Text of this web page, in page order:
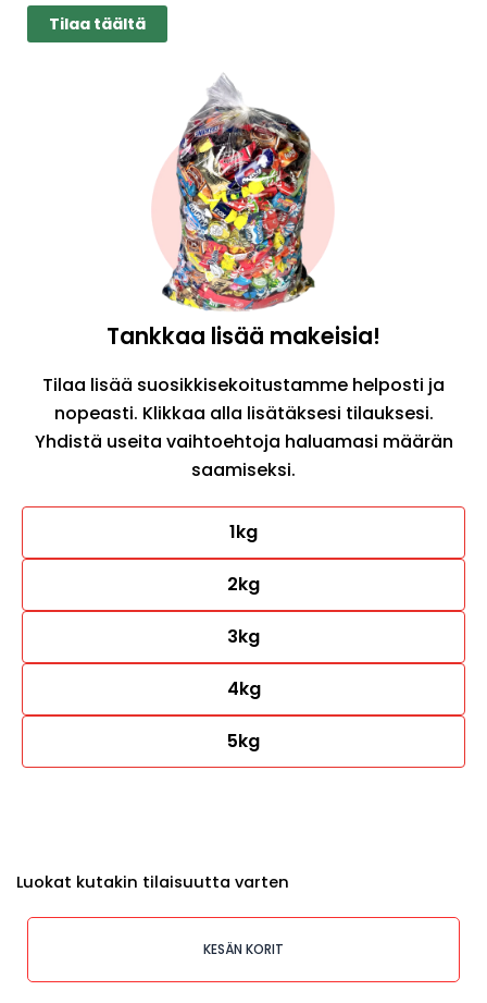
Tilaa täältä
Tankkaa lisää makeisia!
Tilaa lisää suosikkisekoitustamme helposti ja
nopeasti. Klikkaa alla lisätäksesi tilauksesi.
Yhdistä useita vaihtoehtoja haluamasi määrän
saamiseksi.
1kg
2kg
3kg
4kg
5kg
Luokat kutakin tilaisuutta varten
KESÄN KORIT